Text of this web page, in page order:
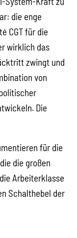
die enge
CGT für die
wirklich das
zwingt und
von
Die
für die
die großen
Arbeiterklasse
Schalthebel der